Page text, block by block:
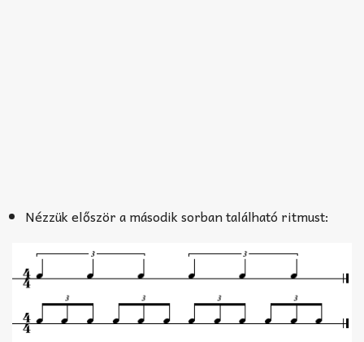
Nézzük először a második sorban található ritmust: